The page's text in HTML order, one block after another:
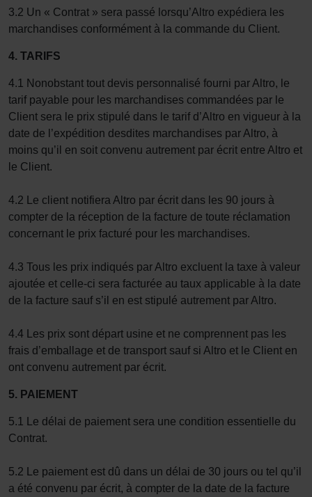
3.2 Un « Contrat » sera passé lorsqu’Altro expédiera les
marchandises conformément à la commande du Client.
4. TARIFS
4.1 Nonobstant tout devis personnalisé fourni par Altro, le
tarif payable pour les marchandises commandées par le
Client sera le prix stipulé dans le tarif d’Altro en vigueur à la
date de l’expédition desdites marchandises par Altro, à
moins qu’il en soit convenu autrement par écrit entre Altro et
le Client.
4.2 Le client notifiera Altro par écrit dans les 90 jours à
compter de la réception de la facture de toute réclamation
concernant le prix facturé pour les marchandises.
4.3 Tous les prix indiqués par Altro excluent la taxe à valeur
ajoutée et celle-ci sera facturée au taux applicable à la date
de la facture sauf s’il en est stipulé autrement par Altro.
4.4 Les prix sont départ usine et ne comprennent pas les
frais d’emballage et de transport sauf si Altro et le Client en
ont convenu autrement par écrit.
5. PAIEMENT
5.1 Le délai de paiement sera une condition essentielle du
Contrat.
5.2 Le paiement est dû dans un délai de 30 jours ou tel qu’il
a été convenu par écrit, à compter de la date de la facture